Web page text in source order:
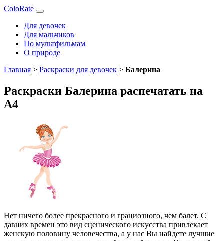
ColoRate
Для девочек
Для мальчиков
По мультфильмам
О природе
Главная > Раскраски для девочек > Балерина
Раскраски Балерина распечатать на
А4
Нет ничего более прекрасного и грациозного, чем балет. С
давних времен это вид сценического искусства привлекает
женскую половину человечества, а у нас Вы найдете лучшие